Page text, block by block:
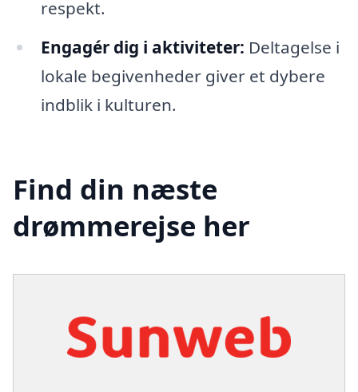
respekt.
Engagér dig i aktiviteter: Deltagelse i
lokale begivenheder giver et dybere
indblik i kulturen.
Find din næste
drømmerejse her